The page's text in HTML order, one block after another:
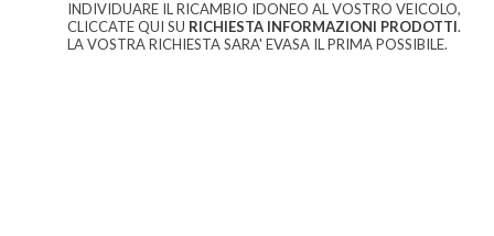
INDIVIDUARE IL RICAMBIO IDONEO AL VOSTRO VEICOLO,
CLICCATE QUI SU RICHIESTA INFORMAZIONI PRODOTTI.
LA VOSTRA RICHIESTA SARA' EVASA IL PRIMA POSSIBILE.